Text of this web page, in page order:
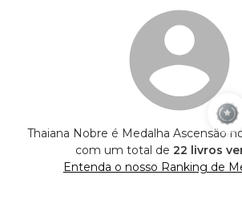
Thaiana Nobre é Medalha Ascensão
com um total de 22 livros
Entenda o nosso Ranking de